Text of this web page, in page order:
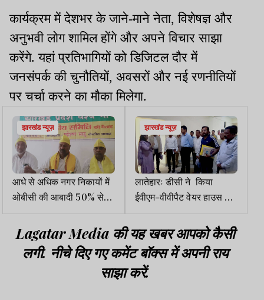
कार्यक्रम में देशभर के जाने-माने नेता, विशेषज्ञ और
अनुभवी लोग शामिल होंगे और अपने विचार साझा
करेंगे. यहां प्रतिभागियों को डिजिटल दौर में
जनसंपर्क की चुनौतियों, अवसरों और नई रणनीतियों
पर चर्चा करने का मौका मिलेगा.
झारखंड न्यूज़
आधे से अधिक नगर निकायों में
ओबीसी की आबादी 50% से
ज्यादा : महेश्वर
झारखंड न्यूज़
लातेहारः डीसी ने किया
ईवीएम-वीवीपैट वेयर हाउस का
निरीक्षण
Lagatar Media की यह खबर आपको कैसी
लगी. नीचे दिए गए कमेंट बॉक्स में अपनी राय
साझा करें.